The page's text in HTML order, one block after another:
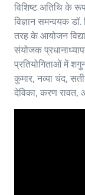
विशिष्ट अतिथि के
विज्ञान समन्वयक
तरह के आयोजन
संयोजक
प्रतियोगिताओं में
कुमार, नव्या चंद,
देविका, करण रावत,